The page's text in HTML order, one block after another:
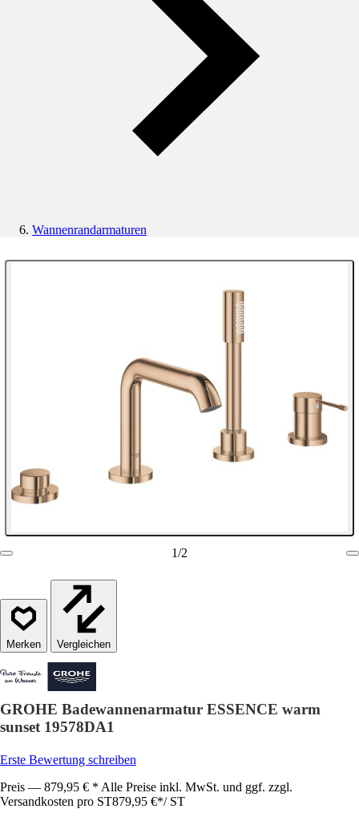
Wannenrandarmaturen
1/2
Vergleichen
GROHE Badewannenarmatur ESSENCE warm
sunset 19578DA1
Erste Bewertung schreiben
Preis — 879,95 € * Alle Preise inkl. MwSt. und ggf. zzgl.
Versandkosten pro ST879,95 €*/ ST